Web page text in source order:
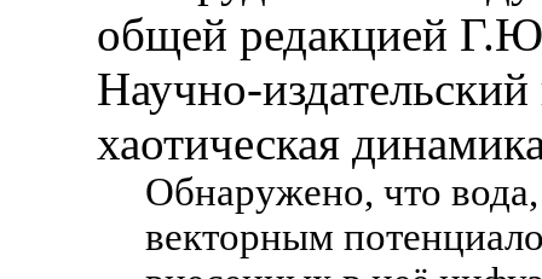
общей редакцией
Научно-
хаотическая
Обнаружено, что
векторным